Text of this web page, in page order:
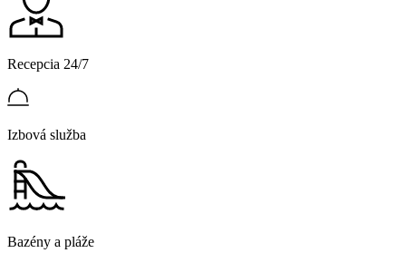
Recepcia 24/7
Izbová služba
Bazény a pláže